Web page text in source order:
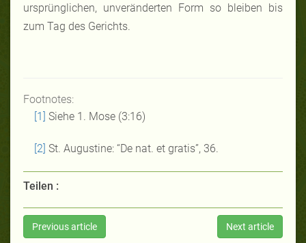
ursprünglichen, unveränderten Form so bleiben bis
zum Tag des Gerichts.
Footnotes:
[1] Siehe 1. Mose (3:16)
[2] St. Augustine: “De nat. et gratis”, 36.
Teilen :
Previous article Next article